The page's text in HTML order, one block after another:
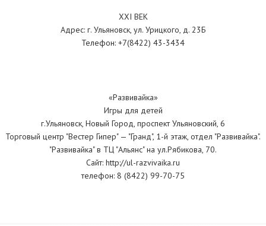
XXI ВЕК
Адрес: г. Ульяновск, ул. Урицкого, д. 23Б
Телефон: +7(8422) 43-3434
«Развивайка»
Игры для детей
г.Ульяновск, Новый Город, проспект Ульяновский, 6
Торговый центр "Вестер Гипер" — "Гранд", 1-й этаж, отдел "Развивайка".
"Развивайка" в ТЦ "Альянс" на ул.Рябикова, 70.
Сайт: http://ul-razvivaika.ru
телефон: 8 (8422) 99-70-75